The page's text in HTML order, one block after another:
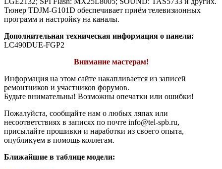
Тюнер TDJM-G101D обеспечивает приём телевизионных
программ и настройку на каналы.
Дополнительная техническая информация о панели:
LC490DUE-FGP2
Внимание мастерам!
Информация на этом сайте накапливается из записей
ремонтников и участников форумов.
Будьте внимательны! Возможны опечатки или ошибки!
Пожалуйста, сообщайте нам о любых ляпах или
несоответствиях в записях по почте info@tel-spb.ru,
присылайте прошивки и наработки из своего опыта,
опубликуем в помощь коллегам.
Ближайшие в таблице модели: